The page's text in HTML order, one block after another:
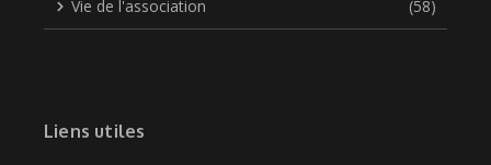
Vie de l'association (58)
Liens utiles